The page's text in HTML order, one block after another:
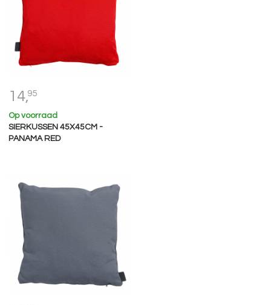
14,95
Op voorraad
SIERKUSSEN 45X45CM -
PANAMA RED